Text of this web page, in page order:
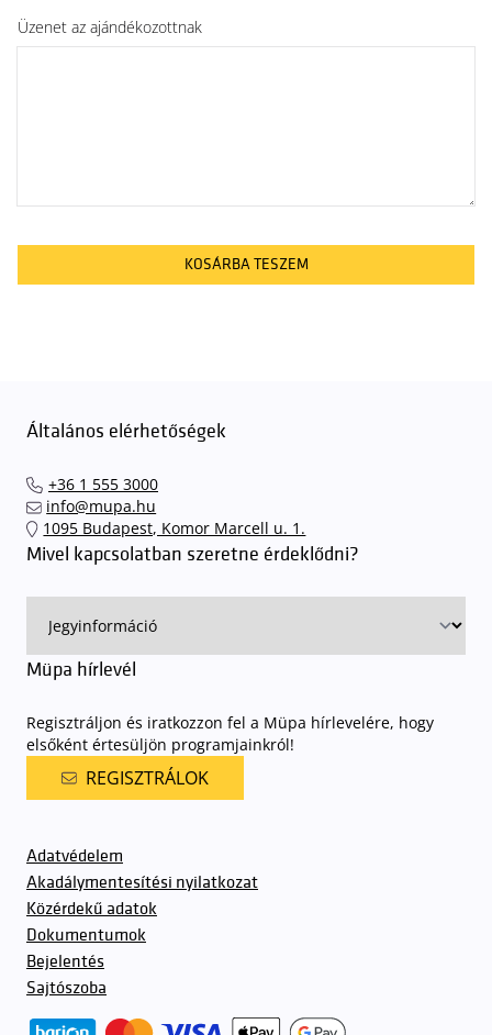
Üzenet az ajándékozottnak
KOSÁRBA TESZEM
Általános elérhetőségek
+36 1 555 3000
info@mupa.hu
1095 Budapest, Komor Marcell u. 1.
Mivel kapcsolatban szeretne érdeklődni?
Müpa hírlevél
Regisztráljon és iratkozzon fel a Müpa hírlevelére, hogy
elsőként értesüljön programjainkról!
REGISZTRÁLOK
Adatvédelem
Akadálymentesítési nyilatkozat
Közérdekű adatok
Dokumentumok
Bejelentés
Sajtószoba